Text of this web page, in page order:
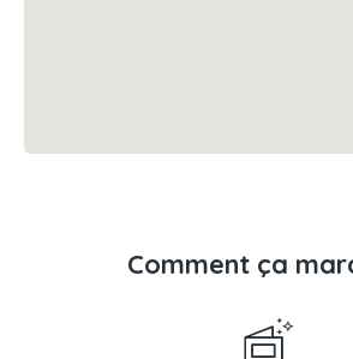
Comment ça